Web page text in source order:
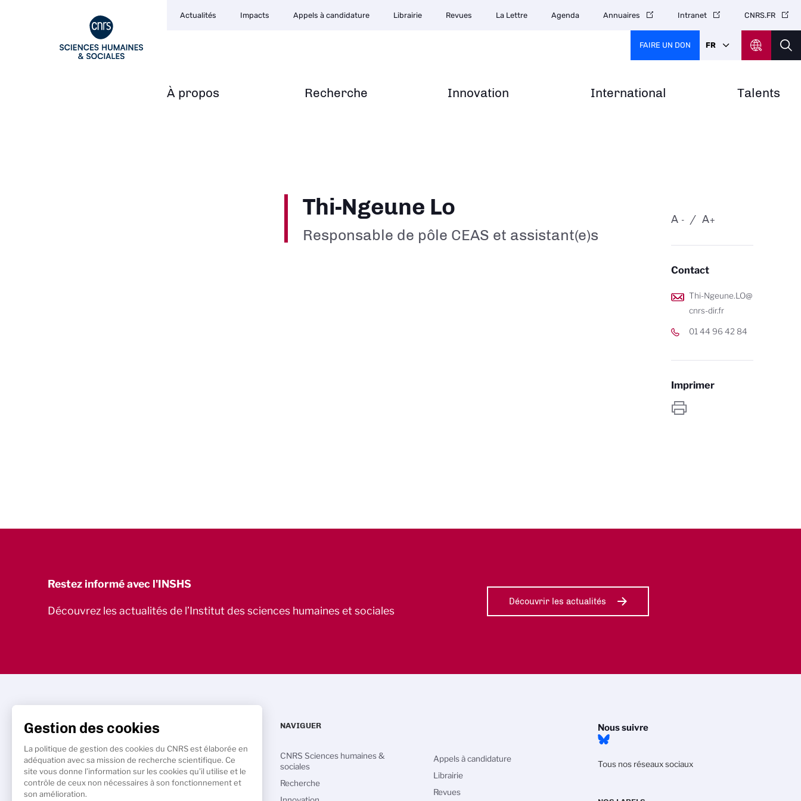
Navigation
À propos Recherche Innovation International Talents
secondaire
Actualités Impacts Appels à candidature Librairie Revues La Lettre Agenda Annuaires Intranet CNRS.FR
FAIRE UN DON FR
Thi-Ngeune Lo
Responsable de pôle CEAS et assistant(e)s
-
A +
A
Contact
Thi-Ngeune.LO@
cnrs-dir.fr
01 44 96 42 84
Imprimer
Restez informé avec l'INSHS
Découvrez les actualités de l’Institut des sciences humaines et sociales
Découvrir les actualités
Nous suivre
Tous nos réseaux sociaux
NAVIGUER
CNRS Sciences humaines &
sociales
Recherche
Appels à candidature
Librairie
Revues
Gestion des cookies
La politique de gestion des cookies du CNRS est élaborée en
adéquation avec sa mission de recherche scientifique. Ce
site vous donne l’information sur les cookies qu’il utilise et le
contrôle de ceux non nécessaires à son fonctionnement et
son amélioration.